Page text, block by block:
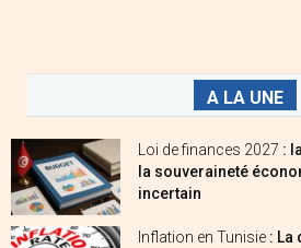
A LA UNE
Loi de finances 2027 :
la souveraineté
incertain
Inflation en Tunisie : La